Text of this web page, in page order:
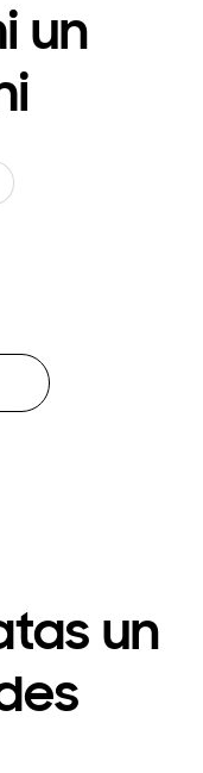
un
un